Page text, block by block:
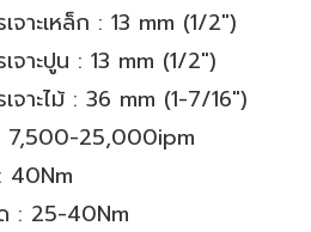
จาะเหล็ก : 13 mm (1/2")
จาะปูน : 13 mm (1/2")
จาะไม้ : 36 mm (1-7/16")
7,500-25,000ipm
40Nm
: 25-40Nm